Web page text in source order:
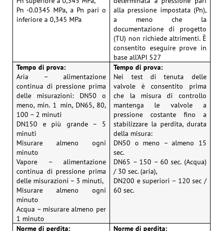
Pn -0.0345 MPa, a Pn pari o
inferiore a 0,345 MPa
alla pressione impostata (Pn),
a meno che la
documentazione di progetto
(TU) non richiede altrimenti. È
consentito eseguire prove in
base all’API 527
Tempo di prova:
Aria – alimentazione
continua di pressione prima
delle misurazioni: DN50 o
meno, min. 1 min, DN65, 80,
100 – 2 minuti
DN150 e più grande – 5
minuti
Misurare almeno ogni
minuto
Vapore – alimentazione
continua di pressione prima
delle misurazioni – 3 minuti,
Misurare almeno ogni
minuto
Acqua – misurare almeno per
1 minuto
Tempo di prova:
Nei test di tenuta delle
valvole è consentito prima
che la misura di controllo
mantenga le valvole a
pressione costante fino a
stabilizzare la perdita, durata
della misura:
DN50 o meno – almeno 15
sec.
DN65 – 150 – 60 sec. (Acqua)
/ 30 sec. (aria),
DN200 e superiori – 120 sec /
60 sec.
Norme di perdita:
Norme di perdita: